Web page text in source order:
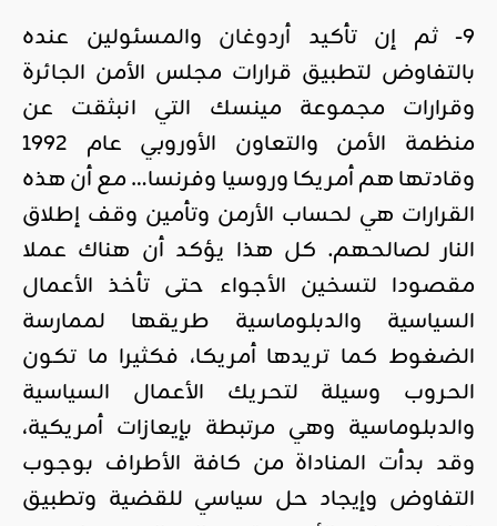
9- ثم إن تأكيد
أردوغان والمسئولين عنده
بالتفاوض لتطبيق قرارات مجلس الأمن الجائرة
وقرارات مجموعة مينسك التي انبثقت عن
منظمة الأمن والتعاون الأوروبي عام 1992
وقادتها هم أمريكا وروسيا وفرنسا… مع أن هذه
القرارات هي لحساب الأرمن وتأمين وقف إطلاق
النار لصالحهم. كل هذا يؤكد أن هناك عملا
مقصودا لتسخين الأجواء حتى تأخذ الأعمال
السياسية والدبلوماسية طريقها لممارسة
الضغوط كما تريدها أمريكا، فكثيرا ما تكون
الحروب وسيلة لتحريك الأعمال السياسية
والدبلوماسية وهي مرتبطة بإيعازات أمريكية،
وقد بدأت المناداة من كافة الأطراف بوجوب
التفاوض وإيجاد حل سياسي للقضية وتطبيق